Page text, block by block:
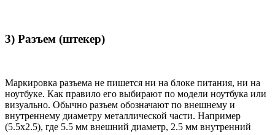
3) Разъем (штекер)
Маркировка разъема не пишется ни на блоке питания, ни на
ноутбуке. Как правило его выбирают по модели ноутбука или
визуально. Обычно разъем обозначают по внешнему и
внутреннему диаметру металлической части. Например
(5.5x2.5), где 5.5 мм внешний диаметр, 2.5 мм внутренний